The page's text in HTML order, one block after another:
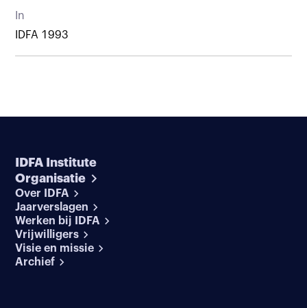
In
IDFA 1993
IDFA Institute
Organisatie
Over IDFA
Jaarverslagen
Werken bij IDFA
Vrijwilligers
Visie en missie
Archief